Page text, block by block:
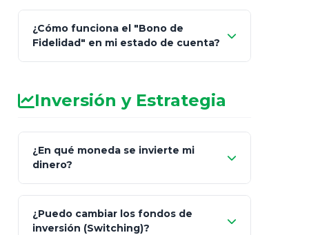
¿Cómo funciona el "Bono de
Fidelidad" en mi estado de cuenta?
Inversión y Estrategia
¿En qué moneda se invierte mi
dinero?
inflación), Dólares o Euros
¿Puedo cambiar los fondos de
inversión (Switching)?